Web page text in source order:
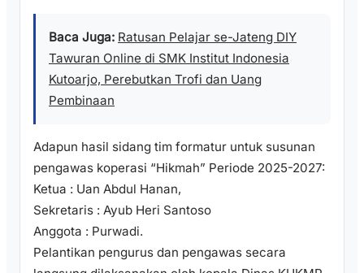
Baca Juga: Ratusan Pelajar se-Jateng DIY
Tawuran Online di SMK Institut Indonesia
Kutoarjo, Perebutkan Trofi dan Uang
Pembinaan
Adapun hasil sidang tim formatur untuk susunan
pengawas koperasi “Hikmah” Periode 2025-2027:
Ketua : Uan Abdul Hanan,
Sekretaris : Ayub Heri Santoso
Anggota : Purwadi.
Pelantikan pengurus dan pengawas secara